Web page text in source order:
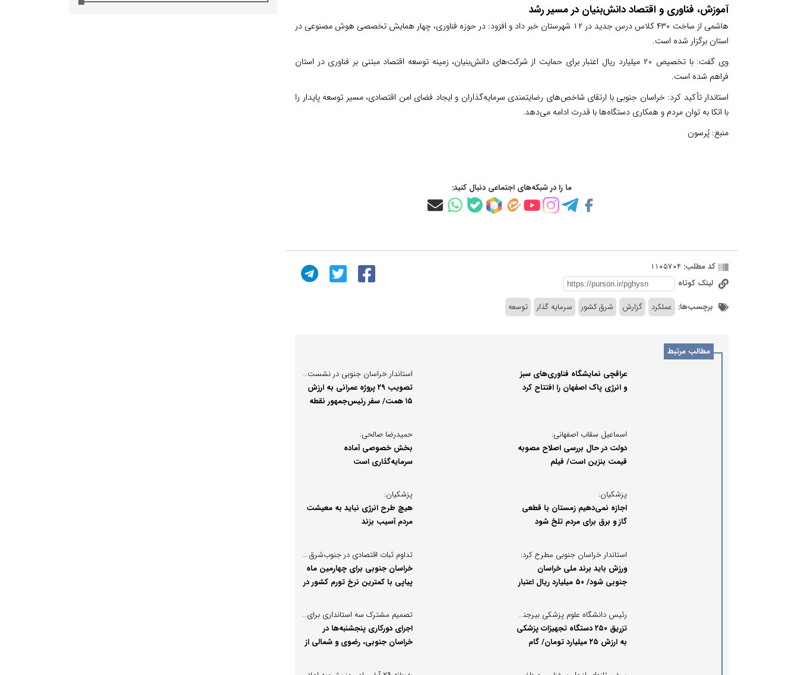
آموزش، فناوری و اقتصاد دانش‌بنیان در مسیر رشد
هاشمی از ساخت ۴۳۰ کلاس درس جدید در ۱۲ شهرستان خبر داد و افزود: در حوزه فناوری، چهار همایش تخصصی هوش مصنوعی در
استان برگزار شده است.
وی گفت: با تخصیص ۲۰ میلیارد ریال اعتبار برای حمایت از شرکت‌های دانش‌بنیان، زمینه توسعه اقتصاد مبتنی بر فناوری در استان
فراهم شده است.
استاندار تأکید کرد: خراسان جنوبی با ارتقای شاخص‌های رضایتمندی سرمایه‌گذاران و ایجاد فضای امن اقتصادی، مسیر توسعه پایدار را
با اتکا به توان مردم و همکاری دستگاه‌ها با قدرت ادامه می‌دهد.
منبع: پُرسون
ما را در شبکه‌های اجتماعی دنبال کنید:
کد مطلب: 1105704
لینک کوتاه
برچسب‌ها: عملکرد گزارش شرق کشور سرمایه گذار توسعه
مطالب مرتبط
عراقچی نمایشگاه فناوری‌های سبز
و انرژی پاک اصفهان را افتتاح کرد
استاندار خراسان جنوبی در نشست خبری اعلام کرد:
تصویب ۲۹ پروژه عمرانی به ارزش
۱۵ همت/ سفر رئیس‌جمهور نقطه
اسماعیل سقاب اصفهانی:
دولت در حال بررسی اصلاح مصوبه
قیمت بنزین است/ فیلم
حمیدرضا صالحی:
بخش خصوصی آماده
سرمایه‌گذاری است
پزشکیان:
اجازه نمی‌دهیم زمستان با قطعی
گاز و برق برای مردم تلخ شود
پزشکیان:
هیچ طرح انرژی نباید به معیشت
مردم آسیب بزند
استاندار خراسان جنوبی مطرح کرد:
ورزش باید برند ملی خراسان
جنوبی شود/ ۵۰ میلیارد ریال اعتبار
تخصیص یافت
تداوم ثبات اقتصادی در جنوب‌شرق کشور؛
خراسان جنوبی برای چهارمین ماه
پیاپی با کمترین نرخ تورم کشور در
رئیس دانشگاه علوم پزشکی بیرجند در گفت‌وگو با خبرنگار پُرسون مطرح کرد:
تزریق ۲۵۰ دستگاه تجهیزات پزشکی
به ارزش ۲۵ میلیارد تومان/ گام
بیمارستان‌ها
تصمیم مشترک سه استانداری برای مدیریت انرژی در زمستان؛
اجرای دورکاری پنجشنبه‌ها در
خراسان جنوبی، رضوی و شمالی از